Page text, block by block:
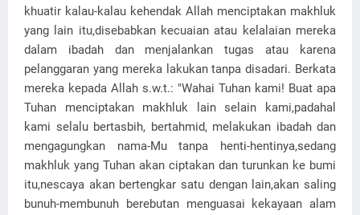
khuatir kalau-kalau kehendak Allah menciptakan makhluk
yang lain itu,disebabkan kecuaian atau kelalaian mereka
dalam ibadah dan menjalankan tugas atau karena
pelanggaran yang mereka lakukan tanpa disadari. Berkata
mereka kepada Allah s.w.t.: "Wahai Tuhan kami! Buat apa
Tuhan menciptakan makhluk lain selain kami,padahal
kami selalu bertasbih, bertahmid, melakukan ibadah dan
mengagungkan nama-Mu tanpa henti-hentinya,sedang
makhluk yang Tuhan akan ciptakan dan turunkan ke bumi
itu,nescaya akan bertengkar satu dengan lain,akan saling
bunuh-membunuh berebutan menguasai kekayaan alam